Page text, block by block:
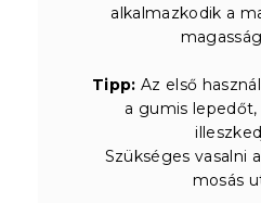
alkalmazkodik a
Tipp: Az első
a gumis
Szükséges vasalni
mosás